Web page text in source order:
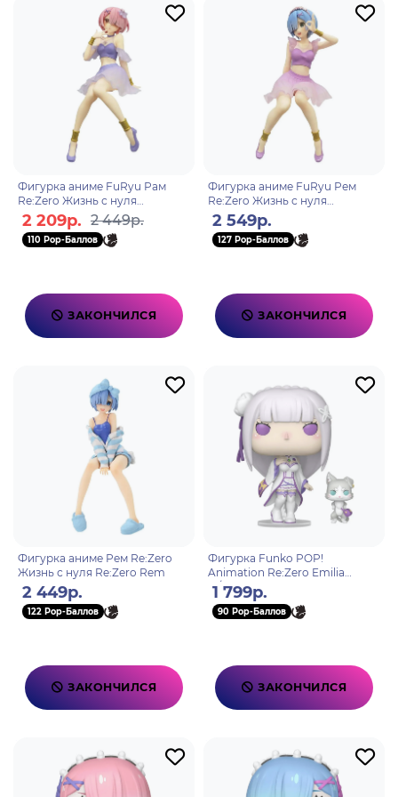
Фигурка аниме FuRyu Рам
Re:Zero Жизнь с нуля
Twinkle Party Ram 458073640
2508
2 209р. 2 449р.
110 Pop-Баллов
ЗАКОНЧИЛСЯ
Фигурка аниме FuRyu Рем
Re:Zero Жизнь с нуля
Twinkle Party Rem 458073640
2126
2 549р.
127 Pop-Баллов
ЗАКОНЧИЛСЯ
Фигурка аниме Рем Re:Zero
Жизнь с нуля Re:Zero Rem
2 449р.
122 Pop-Баллов
ЗАКОНЧИЛСЯ
Фигурка Funko POP!
Animation Re:Zero Emilia
w/Puck (2112) 86515
1 799р.
90 Pop-Баллов
ЗАКОНЧИЛСЯ